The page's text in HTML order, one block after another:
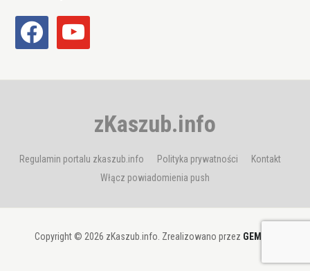
facebook youtube
zKaszub.info
Regulamin portalu zkaszub.info Polityka prywatności
Kontakt
Włącz powiadomienia push
Copyright © 2026 zKaszub.info. Zrealizowano przez GEMBIT